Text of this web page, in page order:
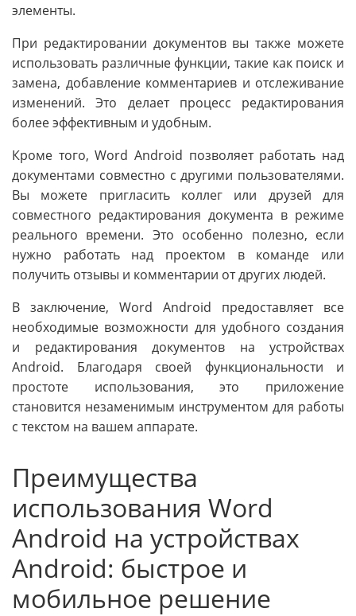
элементы.
При редактировании документов вы также можете
использовать различные функции, такие как поиск и
замена, добавление комментариев и отслеживание
изменений. Это делает процесс редактирования
более эффективным и удобным.
Кроме того, Word Android позволяет работать над
документами совместно с другими пользователями.
Вы можете пригласить коллег или друзей для
совместного редактирования документа в режиме
реального времени. Это особенно полезно, если
нужно работать над проектом в команде или
получить отзывы и комментарии от других людей.
В заключение, Word Android предоставляет все
необходимые возможности для удобного создания
и редактирования документов на устройствах
Android. Благодаря своей функциональности и
простоте использования, это приложение
становится незаменимым инструментом для работы
с текстом на вашем аппарате.
Преимущества
использования Word
Android на устройствах
Android: быстрое и
мобильное решение